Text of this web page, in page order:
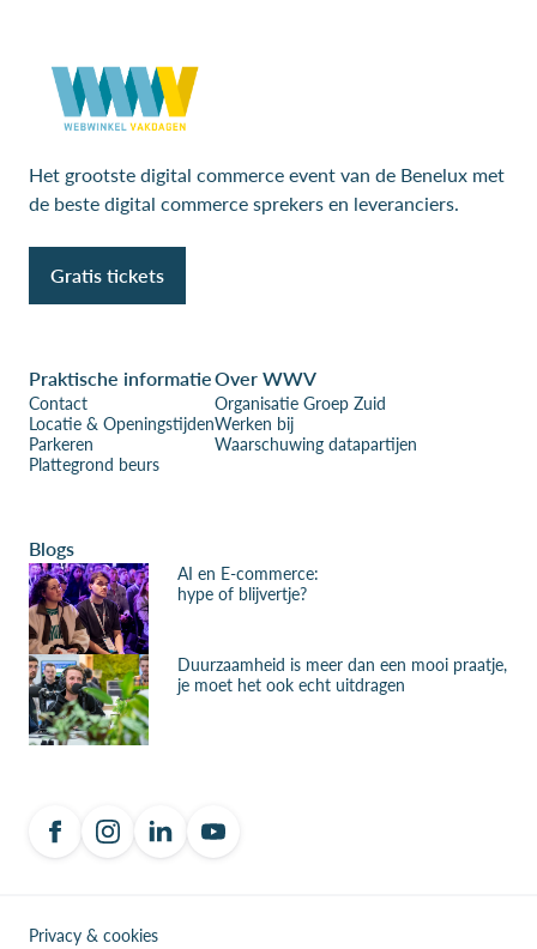
Het grootste digital commerce event van de Benelux met
de beste digital commerce sprekers en leveranciers.
Gratis tickets
Praktische informatie
Contact
Locatie & Openingstijden
Parkeren
Plattegrond beurs
Over WWV
Organisatie Groep Zuid
Werken bij
Waarschuwing datapartijen
Blogs
AI en E-commerce:
hype of blijvertje?
Duurzaamheid is meer dan een mooi praatje,
je moet het ook echt uitdragen
Privacy & cookies